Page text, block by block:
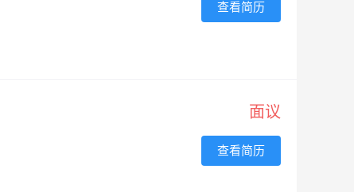
查看简历
面议
查看简历